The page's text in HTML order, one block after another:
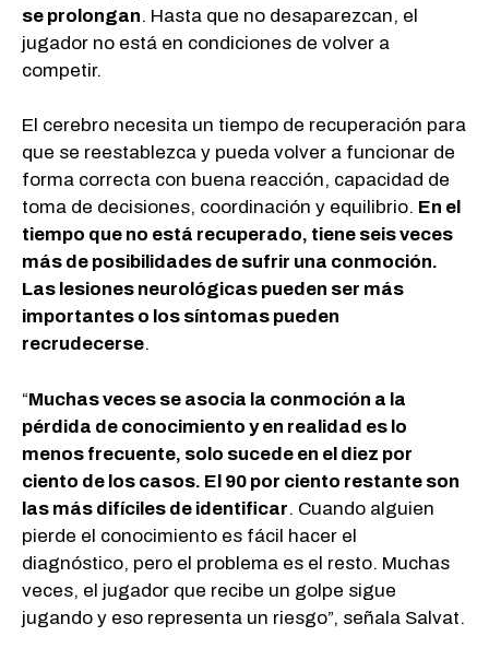
se prolongan. Hasta que no desaparezcan, el
jugador no está en condiciones de volver a
competir.
El cerebro necesita un tiempo de recuperación para
que se reestablezca y pueda volver a funcionar de
forma correcta con buena reacción, capacidad de
toma de decisiones, coordinación y equilibrio. En el
tiempo que no está recuperado, tiene seis veces
más de posibilidades de sufrir una conmoción.
Las lesiones neurológicas pueden ser más
importantes o los síntomas pueden
recrudecerse.
“Muchas veces se asocia la conmoción a la
pérdida de conocimiento y en realidad es lo
menos frecuente, solo sucede en el diez por
ciento de los casos. El 90 por ciento restante son
las más difíciles de identificar. Cuando alguien
pierde el conocimiento es fácil hacer el
diagnóstico, pero el problema es el resto. Muchas
veces, el jugador que recibe un golpe sigue
jugando y eso representa un riesgo”, señala Salvat.